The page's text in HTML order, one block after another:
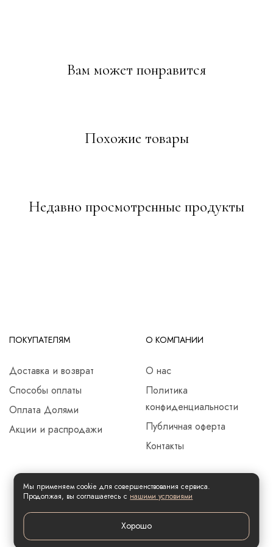
Вам может понравится
Похожие товары
Недавно просмотренные продукты
ПОКУПАТЕЛЯМ
Доставка и возврат
Способы оплаты
Оплата Долями
Акции и распродажи
О КОМПАНИИ
О нас
Политика
конфиденциальности
Публичная оферта
Контакты
Мы применяем cookie для совершенствования сервиса.
Продолжая, вы соглашаетесь с нашими условиями
Хорошо